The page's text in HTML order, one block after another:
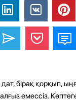
бірақ қорқып,
емессіз.